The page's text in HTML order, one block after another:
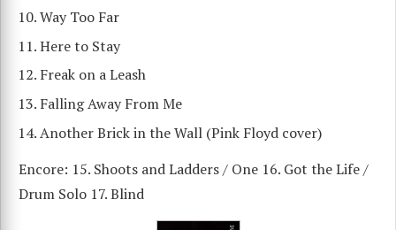
Way Too Far
Here to Stay
Freak on a Leash
Falling Away From Me
Another Brick in the Wall (Pink Floyd cover)
Encore: 15. Shoots and Ladders / One 16. Got the Life /
Drum Solo 17. Blind